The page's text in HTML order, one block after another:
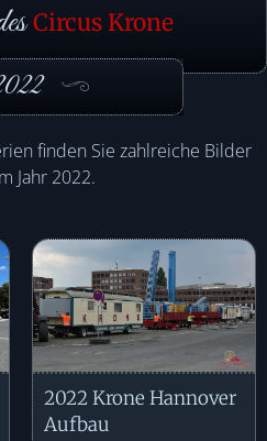
Circus Krone
finden Sie zahlreiche Bilder
Jahr 2022.
2022 Krone Hannover
Aufbau